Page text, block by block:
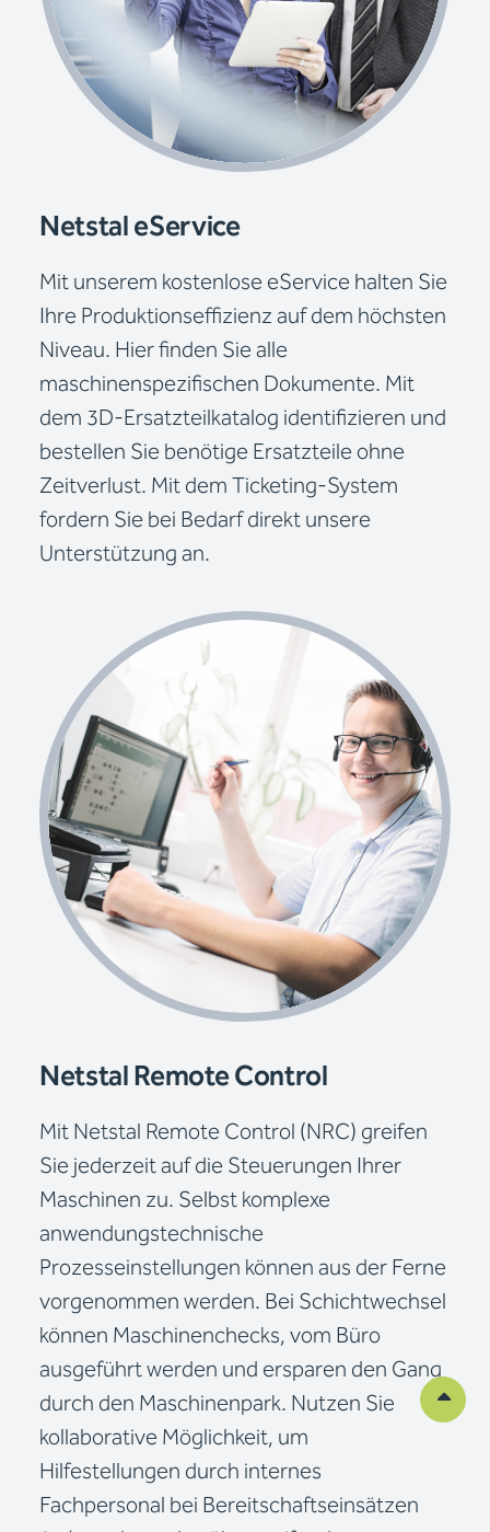
Netstal eService
Mit unserem kostenlose eService halten Sie
Ihre Produktionseffizienz auf dem höchsten
Niveau. Hier finden Sie alle
maschinenspezifischen Dokumente. Mit
dem 3D-Ersatzteilkatalog identifizieren und
bestellen Sie benötige Ersatzteile ohne
Zeitverlust. Mit dem Ticketing-System
fordern Sie bei Bedarf direkt unsere
Unterstützung an.
Netstal Remote Control
Mit Netstal Remote Control (NRC) greifen
Sie jederzeit auf die Steuerungen Ihrer
Maschinen zu. Selbst komplexe
anwendungstechnische
Prozesseinstellungen können aus der Ferne
vorgenommen werden. Bei Schichtwechsel
können Maschinenchecks, vom Büro
ausgeführt werden und ersparen den Gang
durch den Maschinenpark. Nutzen Sie
kollaborative Möglichkeit, um
Hilfestellungen durch internes
Fachpersonal bei Bereitschaftseinsätzen